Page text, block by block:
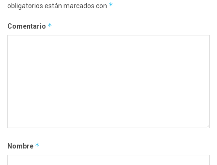
obligatorios están marcados con *
Comentario *
Nombre *